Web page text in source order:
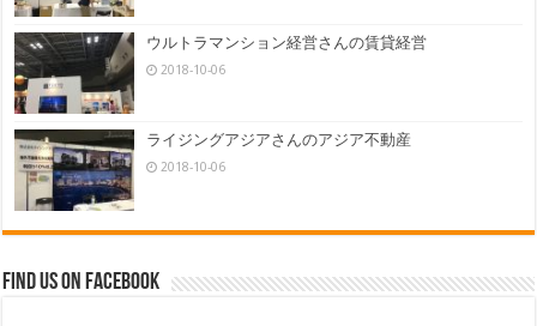
ウルトラマンション経営さんの賃貸経営
2018-10-06
ライジングアジアさんのアジア不動産
2018-10-06
Find us on Facebook